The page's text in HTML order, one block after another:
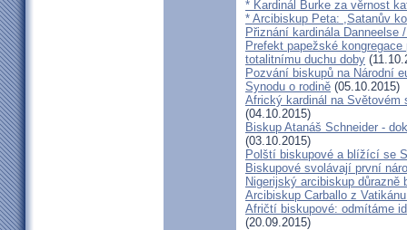
* Kardinál Burke za věrnost
* Arcibiskup Peta: ,Satanův
Přiznání kardinála Danneelse
Prefekt papežské
totalitnímu duchu doby
Pozvání biskupů na Národní
Synodu o rodině (05.10.2015)
Africký kardinál na Světovém
(04.10.2015)
Biskup Atanáš Schneider -
(03.10.2015)
Polští biskupové a blížící se
Biskupové svolávají první
Nigerijský arcibiskup důrazně
Arcibiskup Carballo z
Afričtí biskupové: odmítáme
(20.09.2015)